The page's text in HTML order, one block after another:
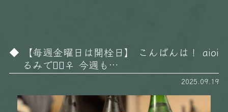
【毎週金曜日は開栓日】 こんばんは！ aioi
るみです🏻‍♀️ 今週も…
2025.09.19